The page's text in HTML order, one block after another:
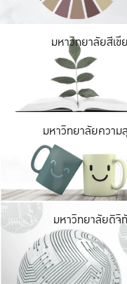
มหาวิทยาลัยสีเขี
มหาวิทยาลัยความ
มหาวิทยาลัยดิจิ